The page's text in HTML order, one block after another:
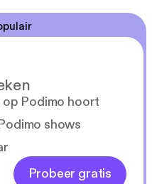
op Podimo hoort
shows
Probeer gratis